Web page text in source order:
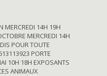
MERCREDI 14H 19H
MERCREDI 14H
POUR TOUTE
PORTE
10H 18H EXPOSANTS
ANIMAUX